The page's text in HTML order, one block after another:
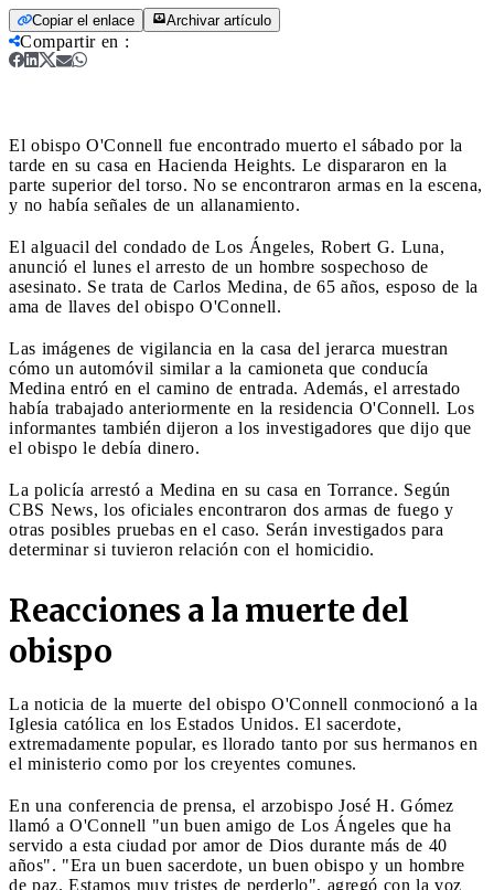
Copiar el enlace Archivar artículo
Compartir en :
El obispo O'Connell fue encontrado muerto el sábado por la
tarde en su casa en Hacienda Heights. Le dispararon en la
parte superior del torso. No se encontraron armas en la escena,
y no había señales de un allanamiento.
El alguacil del condado de Los Ángeles, Robert G. Luna,
anunció el lunes el arresto de un hombre sospechoso de
asesinato. Se trata de Carlos Medina, de 65 años, esposo de la
ama de llaves del obispo O'Connell.
Las imágenes de vigilancia en la casa del jerarca muestran
cómo un automóvil similar a la camioneta que conducía
Medina entró en el camino de entrada. Además, el arrestado
había trabajado anteriormente en la residencia O'Connell. Los
informantes también dijeron a los investigadores que dijo que
el obispo le debía dinero.
La policía arrestó a Medina en su casa en Torrance. Según
CBS News, los oficiales encontraron dos armas de fuego y
otras posibles pruebas en el caso. Serán investigados para
determinar si tuvieron relación con el homicidio.
Reacciones a la muerte del
obispo
La noticia de la muerte del obispo O'Connell conmocionó a la
Iglesia católica en los Estados Unidos. El sacerdote,
extremadamente popular, es llorado tanto por sus hermanos en
el ministerio como por los creyentes comunes.
En una conferencia de prensa, el arzobispo José H. Gómez
llamó a O'Connell "un buen amigo de Los Ángeles que ha
servido a esta ciudad por amor de Dios durante más de 40
años". "Era un buen sacerdote, un buen obispo y un hombre
de paz. Estamos muy tristes de perderlo", agregó con la voz